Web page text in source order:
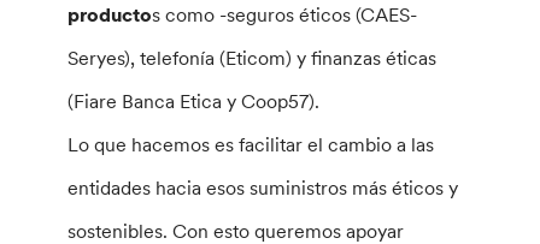
productos como -seguros éticos (CAES-
Seryes), telefonía (Eticom) y finanzas éticas
(Fiare Banca Etica y Coop57).
Lo que hacemos es facilitar el cambio a las
entidades hacia esos suministros más éticos y
sostenibles. Con esto queremos apoyar